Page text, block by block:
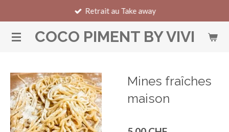
contenu
COCO PIMENT BY VIVI
Retrait au Take away
Mines fraîches
maison